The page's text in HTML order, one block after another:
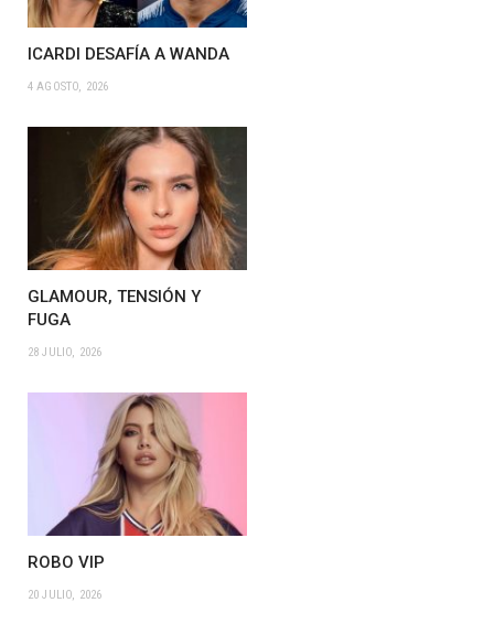
ICARDI DESAFÍA A WANDA
4 AGOSTO, 2026
GLAMOUR, TENSIÓN Y
FUGA
28 JULIO, 2026
ROBO VIP
20 JULIO, 2026